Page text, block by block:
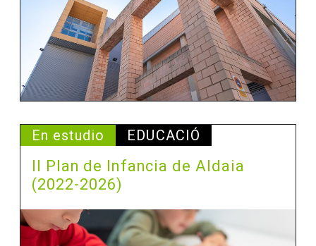
En estudio EDUCACIÓ
II Plan de Infancia de Aldaia
(2022-2026)